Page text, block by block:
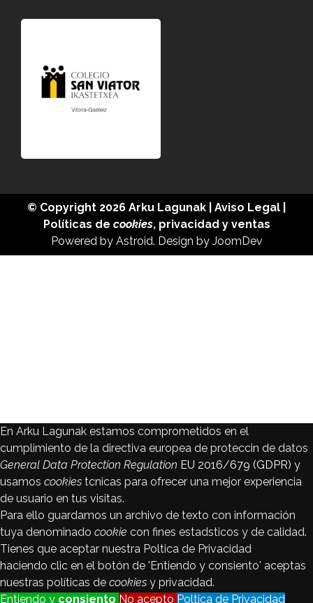
© Copyright 2026 Arku Lagunak Aviso Legal
Políticas de cookies, privacidad y ventas
Powered by Astroid. Design by JoomDev
En Arku Lagunak estamos comprometidos en el
cumplimiento de la directiva europea de proteccin de datos
General Data Protection Regulation EU 2016/679 (GDPR) y
usamos cookies tcnicas para ofrecer una mejor experiencia
de usuario en tus visitas.
Para ello guardamos un archivo de texto con información
tuya denominado cookie con fines estadsticos y de calidad.
Tienes que aceptar nuestra Poltica de Privacidad
haciendo clic en el botón de 'Entiendo y consiento' aceptas
nuestras políticas de cookies y privacidad.
Entiendo y consiento No acepto Poltica de Privacidad